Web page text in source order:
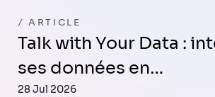
ARTICLE
Talk with Your Data : interroger
ses données en…
28 Jul 2026